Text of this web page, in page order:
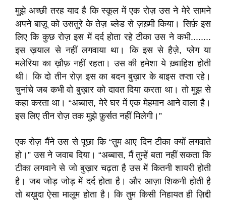
मुझे अच्छी तरह याद है कि स्कूल में एक रोज़ उस ने मेरे सामने
अपने बाज़ू को उसतुरे के तेज़ ब्लेड से ज़ख़्मी किया। सिर्फ़ इस
लिए कि कुछ रोज़ इस में दर्द होता रहे टीका उस ने कभी........
इस ख़याल से नहीं लगवाया था। कि इस से हैज़े, प्लेग या
मलेरिया का ख़ौफ़ नहीं रहता। उस की हमेशा ये ख़्वाहिश होती
थी। कि दो तीन रोज़ इस का बदन बुख़ार के बाइस तप्ता रहे।
चुनांचे जब कभी वो बुख़ार को दावत दिया करता था। तो मुझ से
कहा करता था। “अब्बास, मेरे घर में एक मेहमान आने वाला है।
इस लिए तीन रोज़ तक मुझे फ़ुर्सत नहीं मिलेगी।”
एक रोज़ मैंने उस से पूछा कि “तुम आए दिन टीका क्यों लगवाते
हो।” उस ने जवाब दिया। “अब्बास, मैं तुम्हें बता नहीं सकता कि
टीका लगवाने से जो बुख़ार चढ़ता है उस में कितनी शायरी होती
है। जब जोड़ जोड़ में दर्द होता है। और आज़ा शिकनी होती है
तो बख़ुदा ऐसा मालूम होता है। कि तुम किसी निहायत ही ज़िद्दी